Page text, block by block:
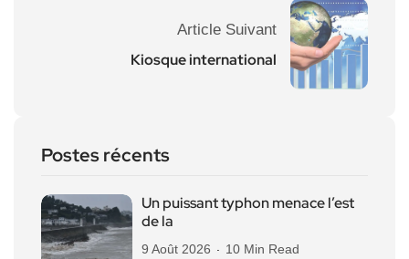
Article Suivant
Kiosque international
Postes récents
Un puissant typhon menace l’est
de la
9 Août 2026 10 Min Read